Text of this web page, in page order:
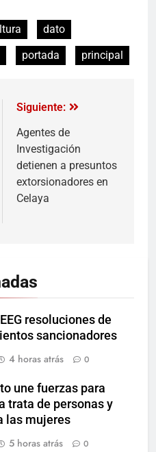
dato
portada principal
Siguiente:
Agentes de
Investigación
detienen a presuntos
extorsionadores en
Celaya
resoluciones de
sancionadores
4 horas atrás 0
une fuerzas para
trata de personas y
las mujeres
5 horas atrás 0